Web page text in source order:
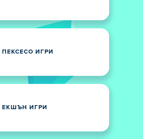
ПЕКСЕСО ИГРИ
ЕКШЪН ИГРИ